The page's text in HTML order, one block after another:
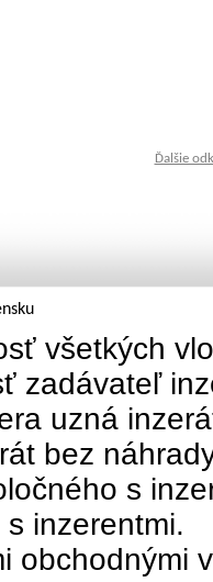
Ďalšie
všetkých
zadávateľ
uzná
bez
s
inzerentmi.
obchodnými